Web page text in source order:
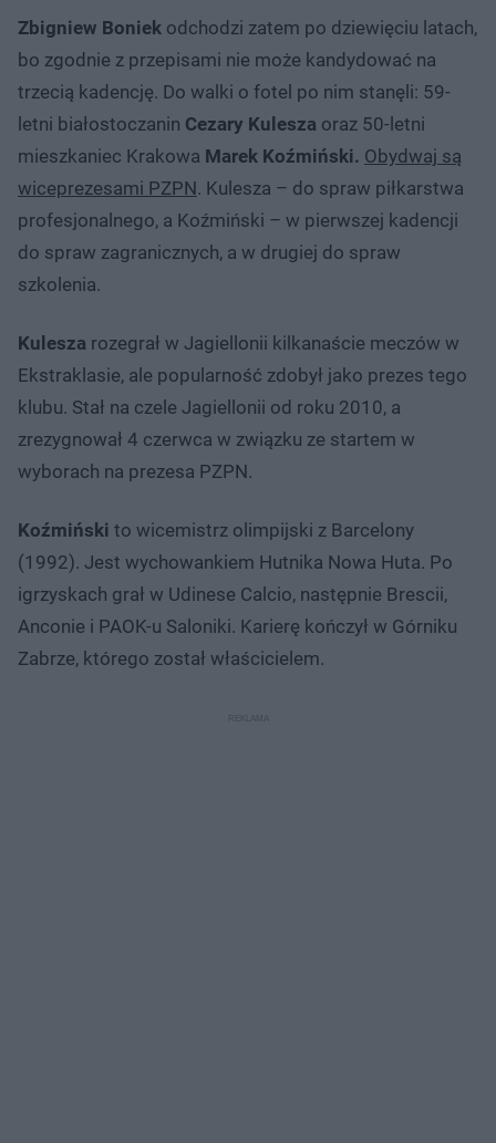
Zbigniew Boniek odchodzi zatem po dziewięciu latach,
bo zgodnie z przepisami nie może kandydować na
trzecią kadencję. Do walki o fotel po nim stanęli: 59-
letni białostoczanin Cezary Kulesza oraz 50-letni
mieszkaniec Krakowa Marek Koźmiński. Obydwaj są
wiceprezesami PZPN. Kulesza – do spraw piłkarstwa
profesjonalnego, a Koźmiński – w pierwszej kadencji
do spraw zagranicznych, a w drugiej do spraw
szkolenia.
Kulesza rozegrał w Jagiellonii kilkanaście meczów w
Ekstraklasie, ale popularność zdobył jako prezes tego
klubu. Stał na czele Jagiellonii od roku 2010, a
zrezygnował 4 czerwca w związku ze startem w
wyborach na prezesa PZPN.
Koźmiński to wicemistrz olimpijski z Barcelony
(1992). Jest wychowankiem Hutnika Nowa Huta. Po
igrzyskach grał w Udinese Calcio, następnie Brescii,
Anconie i PAOK-u Saloniki. Karierę kończył w Górniku
Zabrze, którego został właścicielem.